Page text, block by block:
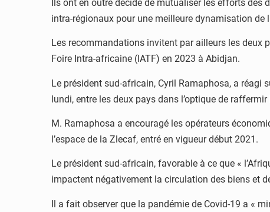
Ils ont en outre décidé de mutualiser les efforts des
intra-régionaux pour une meilleure dynamisation de
Les recommandations invitent par ailleurs les deux
Foire Intra-africaine (IATF) en 2023 à Abidjan.
Le président sud-africain, Cyril Ramaphosa, a
lundi, entre les deux pays dans l’optique de
M. Ramaphosa a encouragé les opérateurs
l’espace de la Zlecaf, entré en vigueur début 2021.
Le président sud-africain, favorable à ce que «
impactent négativement la circulation des biens et
Il a fait observer que la pandémie de Covid-19 a «